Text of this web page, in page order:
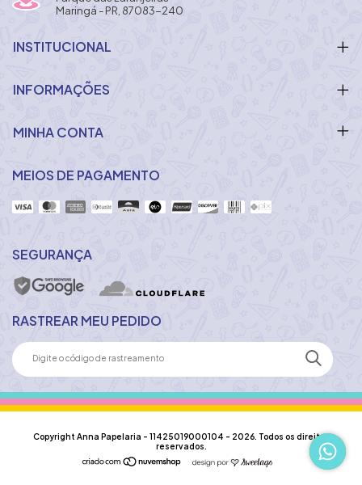
Maringá - PR, 87083-240
INSTITUCIONAL
INFORMAÇÕES
MINHA CONTA
MEIOS DE PAGAMENTO
SEGURANÇA
RASTREAR MEU PEDIDO
Copyright Anna Papelaria - 11425019000104 - 2026. Todos os direitos
reservados.